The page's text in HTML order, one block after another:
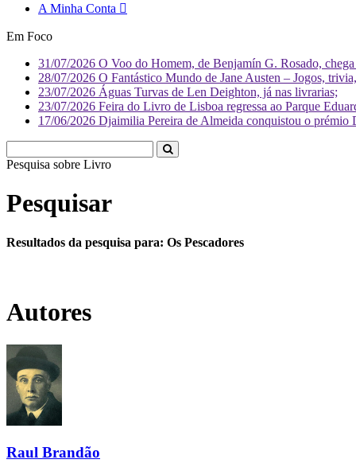
A Minha Conta
Em Foco
31/07/2026 O Voo do Homem, de Benjamín G. Rosado,
28/07/2026 O Fantástico Mundo de Jane Austen – Jogos,
23/07/2026 Águas Turvas de Len Deighton, já nas livrarias;
23/07/2026 Feira do Livro de Lisboa regressa ao Parque
17/06/2026 Djaimilia Pereira de Almeida conquistou o
Pesquisa sobre Liv
Pesquisar
Resultados da pesquisa para: Os Pescadores
Autores
Raul Brandão